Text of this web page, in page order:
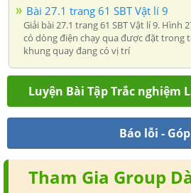
Bài 27.1 trang 61 SBT Vật lí 9
Giải bài 27.1 trang 61 SBT Vật lí 9. Hình
có dòng điện chạy qua được đặt trong
khung quay đang có vị trí
Luyện Bài Tập Trắc nghiệm
Báo lỗi -
Tham Gia Group